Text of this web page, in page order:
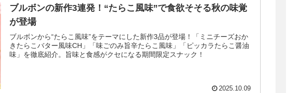
ブルボンの新作3連発！“たらこ風味”で食欲そそる秋の味覚
が登場
ブルボンから“たらこ風味”をテーマにした新作3品が登場！「ミニチーズおか
きたらこバター風味CH」「味ごのみ旨辛たらこ風味」「ピッカラたらこ醤油
味」を徹底紹介。旨味と食感がクセになる期間限定スナック！
2025.10.09